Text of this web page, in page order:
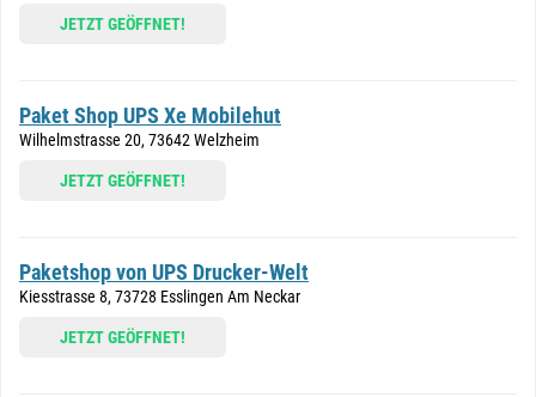
JETZT GEÖFFNET!
Paket Shop UPS Xe Mobilehut
Wilhelmstrasse 20, 73642 Welzheim
JETZT GEÖFFNET!
Paketshop von UPS Drucker-Welt
Kiesstrasse 8, 73728 Esslingen Am Neckar
JETZT GEÖFFNET!